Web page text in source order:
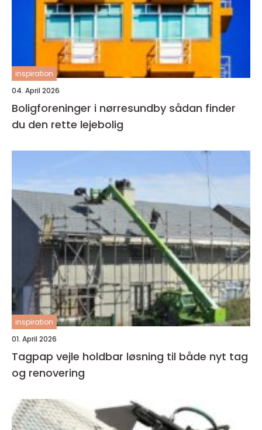
inspiration
04. April 2026
Boligforeninger i nørresundby sådan finder
du den rette lejebolig
inspiration
01. April 2026
Tagpap vejle holdbar løsning til både nyt tag
og renovering